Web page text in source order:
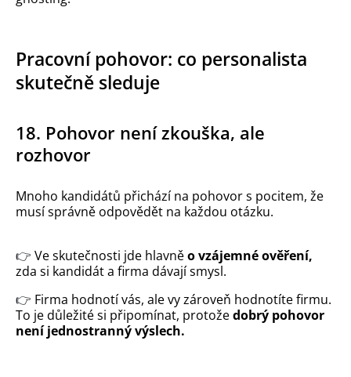
Pracovní pohovor: co personalista
skutečně sleduje
18. Pohovor není zkouška, ale
rozhovor
Mnoho kandidátů přichází na pohovor s pocitem, že
musí správně odpovědět na každou otázku.
👉 Ve skutečnosti jde hlavněo vzájemné ověření,
zda si kandidát a firma dávají smysl.
👉 Firma hodnotí vás, ale vy zároveň hodnotíte firmu.
To je důležité si připomínat, protožedobrý pohovor
není jednostranný výslech.